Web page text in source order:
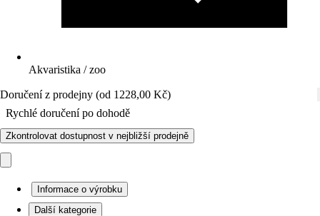
Akvaristika / zoo
Doručení z prodejny (od 1228,00 Kč)
Rychlé doručení po dohodě
Zkontrolovat dostupnost v nejbližší prodejně
Informace o výrobku
Další kategorie